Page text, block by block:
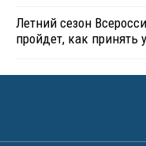
Летний сезон
пройдет, как принять